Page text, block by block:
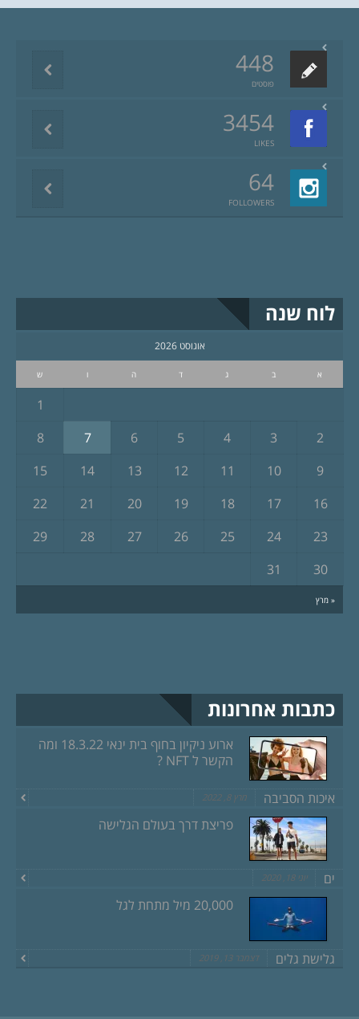
448
פוסטים
3454
LIKES
64
FOLLOWERS
לוח שנה
אוגוסט 2026
א ב ג ד ה ו ש
« מרץ
1
2
3
4
5
6
7
8
9
10
11
12
13
14
15
16
17
18
19
20
21
22
23
24
25
26
27
28
29
30
31
כתבות אחרונות
ארוע ניקיון בחוף בית ינאי 18.3.22 ומה
הקשר ל NFT ?
איכות הסביבה מרץ 8, 2022
פריצת דרך בעולם הגלישה
ים יוני 18, 2020
20,000 מיל מתחת לגל
גלישת גלים דצמבר 13, 2019